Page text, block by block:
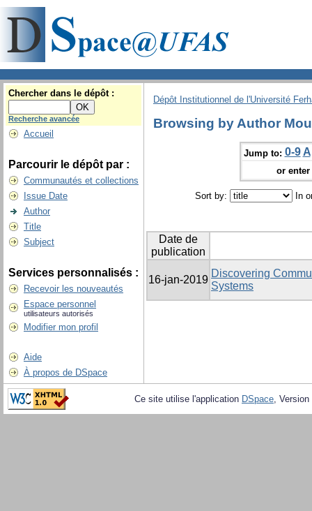
Chercher dans le dépôt :
Recherche avancée
Accueil
Parcourir le dépôt par :
Communautés et collections
Issue Date
Author
Title
Subject
Services personnalisés :
Recevoir les nouveautés
Espace personnel
utilisateurs autorisés
Modifier mon profil
Aide
À propos de DSpace
Dépôt Institutionnel de l'Université
Browsing by Author
Jump to: 0-9 A
or
Sort by: In
Date de
publication
16-jan-2019
Discovering
Systems
Ce site utilise l'application DSpace,